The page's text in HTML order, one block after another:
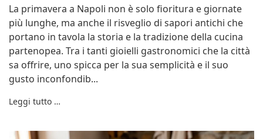
La primavera a Napoli non è solo fioritura e giornate
più lunghe, ma anche il risveglio di sapori antichi che
portano in tavola la storia e la tradizione della cucina
partenopea. Tra i tanti gioielli gastronomici che la città
sa offrire, uno spicca per la sua semplicità e il suo
gusto inconfondib...
Leggi tutto …